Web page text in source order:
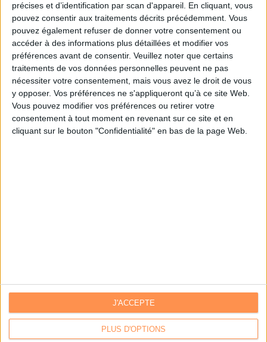
précises et d’identification par scan d'appareil. En cliquant, vous
pouvez consentir aux traitements décrits précédemment. Vous
pouvez également refuser de donner votre consentement ou
accéder à des informations plus détaillées et modifier vos
préférences avant de consentir. Veuillez noter que certains
traitements de vos données personnelles peuvent ne pas
nécessiter votre consentement, mais vous avez le droit de vous
y opposer. Vos préférences ne s'appliqueront qu’à ce site Web.
Vous pouvez modifier vos préférences ou retirer votre
consentement à tout moment en revenant sur ce site et en
cliquant sur le bouton "Confidentialité" en bas de la page Web.
PLUS D'OPTIONS
J'ACCEPTE
Je m'inscris pour commenter les articles
ou déposer mon CV
Je m'inscris sur Archimag.com
Communiquer avec Archimag|Communiquer avec ACE